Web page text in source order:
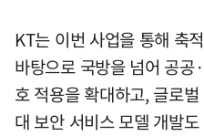
KT는 이번 사업을 통해 축
바탕으로 국방을 넘어 공
호 적용을 확대하고, 글로
대 보안 서비스 모델 개발